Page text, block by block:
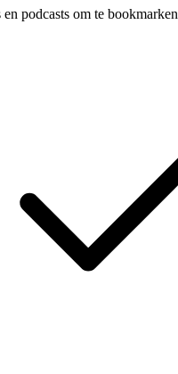
en podcasts om te bookmarken